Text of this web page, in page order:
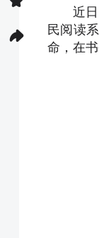
近
民阅读
命，在